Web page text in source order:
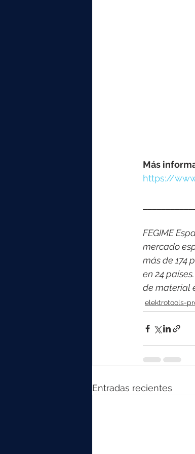
Más
https://
FEGIME
mercado
más de 174
en 24
de material
elektrotools-
Entradas recientes